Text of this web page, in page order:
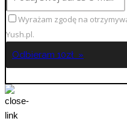
Wyrażam zgodę na
Yush.pl.
Odbieram 10zł »